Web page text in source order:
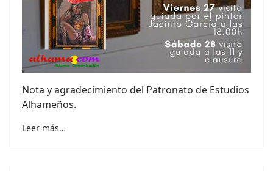
Nota y agradecimiento del Patronato de Estudios
Alhameños.
Leer más…